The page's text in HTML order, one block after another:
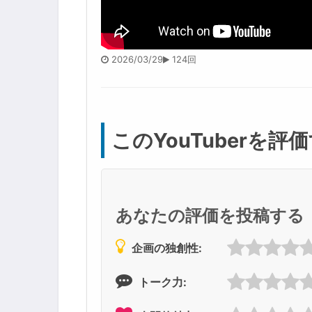
2026/03/29 124回
このYouTuberを評
あなたの評価を投稿する
企画の独創性:
トーク力: